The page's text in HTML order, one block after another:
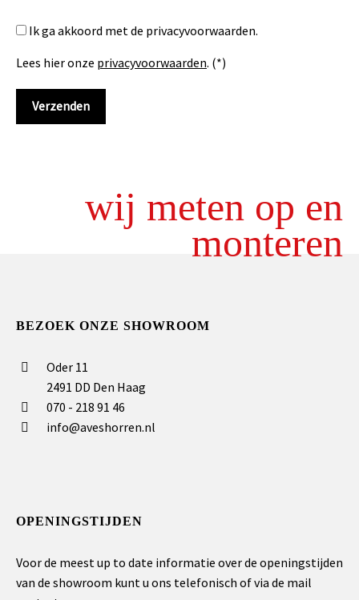
Ik ga akkoord met de privacyvoorwaarden.
Lees hier onze privacyvoorwaarden. (*)
wij meten op en
monteren
BEZOEK ONZE SHOWROOM
Oder 11
2491 DD Den Haag
070 - 218 91 46
info@aveshorren.nl
OPENINGSTIJDEN
Voor de meest up to date informatie over de openingstijden
van de showroom kunt u ons telefonisch of via de mail